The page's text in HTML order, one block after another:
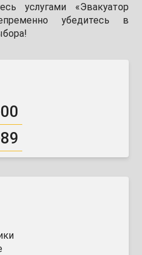
услугами «Эвакуатор
убедитесь в